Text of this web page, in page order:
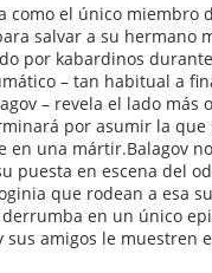
como el único miembro
salvar a su hermano
por kabardinos
– tan habitual a
– revela el lado más
por asumir la
en una mártir.Balagov
puesta en escena del
que rodean a esa
en un único
amigos le muestren